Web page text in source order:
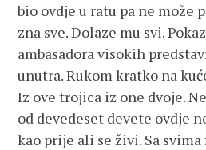
bio ovdje u ratu pa ne može
zna sve. Dolaze mu svi.
ambasadora visokih
unutra. Rukom kratko na
Iz ove trojica iz one dvoje.
od devedeset devete ovdje
kao prije ali se živi. Sa